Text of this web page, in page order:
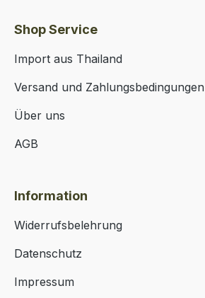
Shop Service
Import aus Thailand
Versand und Zahlungsbedingungen
Über uns
AGB
Information
Widerrufsbelehrung
Datenschutz
Impressum